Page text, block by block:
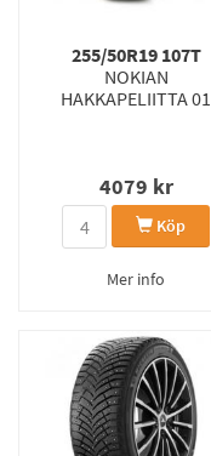
255/50R19 107T
NOKIAN
HAKKAPELIITTA 01
4079 kr
Köp
Mer info